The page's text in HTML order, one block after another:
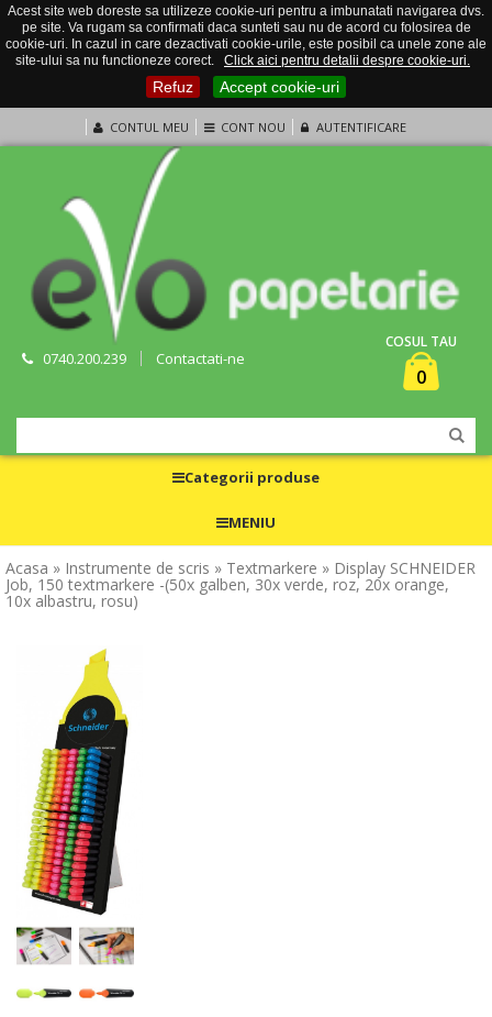
Acest site web doreste sa utilizeze cookie-uri pentru a imbunatati navigarea dvs.
pe site. Va rugam sa confirmati daca sunteti sau nu de acord cu folosirea de
cookie-uri. In cazul in care dezactivati cookie-urile, este posibil ca unele zone ale
site-ului sa nu functioneze corect.
Click aici pentru detalii despre cookie-uri.
Refuz Accept cookie-uri
CONTUL MEU CONT NOU AUTENTIFICARE
0740.200.239 Contactati-ne
COSUL TAU
0
Categorii produse
MENIU
Acasa » Instrumente de scris » Textmarkere » Display SCHNEIDER
Job, 150 textmarkere -(50x galben, 30x verde, roz, 20x orange,
10x albastru, rosu)